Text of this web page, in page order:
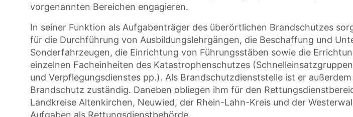
vorgenannten Bereichen engagieren.
In seiner Funktion als Aufgabenträger des überörtlichen Brandschutzes
für die Durchführung von Ausbildungslehrgängen, die Beschaffung und
Sonderfahrzeugen, die Einrichtung von Führungsstäben sowie die
einzelnen Facheinheiten des Katastrophenschutzes
und Verpflegungsdienstes pp.). Als Brandschutzdienststelle ist er
Brandschutz zuständig. Daneben obliegen ihm für den
Landkreise Altenkirchen, Neuwied, der Rhein-Lahn-Kreis und der
Aufgaben als Rettungsdienstbehörde.